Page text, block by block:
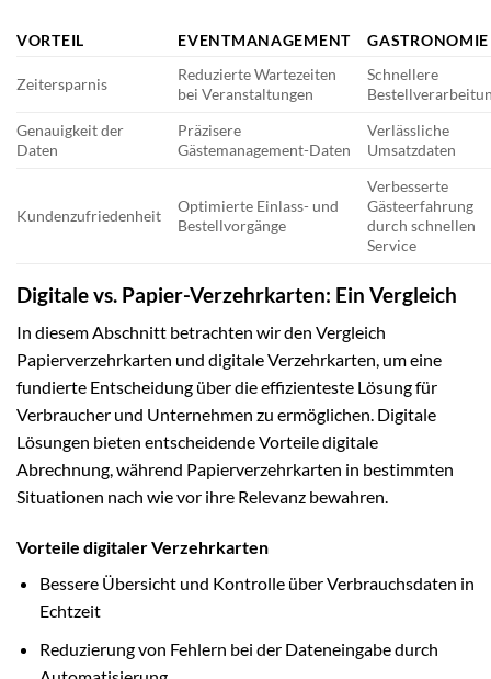
VORTEIL EVENTMANAGEMENT GASTRONOMIE
Zeitersparnis
Reduzierte Wartezeiten
bei Veranstaltungen
Schnellere
Genauigkeit der
Daten
Präzisere
Gästemanagement-Daten
Verlässliche
Umsatzdaten
Kundenzufriedenheit
Optimierte Einlass- und
Bestellvorgänge
Verbesserte
Gästeerfahrung
durch schnellen
Service
Digitale vs. Papier-Verzehrkarten: Ein Vergleich
In diesem Abschnitt betrachten wir den Vergleich
Papierverzehrkarten und digitale Verzehrkarten, um eine
fundierte Entscheidung über die effizienteste Lösung für
Verbraucher und Unternehmen zu ermöglichen. Digitale
Lösungen bieten entscheidende Vorteile digitale
Abrechnung, während Papierverzehrkarten in bestimmten
Situationen nach wie vor ihre Relevanz bewahren.
Vorteile digitaler Verzehrkarten
Bessere Übersicht und Kontrolle über Verbrauchsdaten in
Echtzeit
Reduzierung von Fehlern bei der Dateneingabe durch